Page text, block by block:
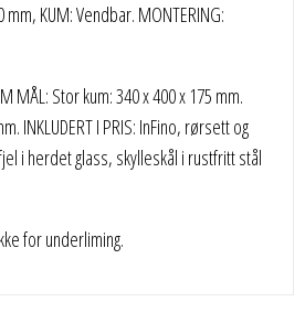
mm, KUM: Vendbar. MONTERING:
MÅL: Stor kum: 340 x 400 x 175 mm.
INKLUDERT I PRIS: InFino, rørsett og
i herdet glass, skylleskål i rustfritt stål
for underliming.